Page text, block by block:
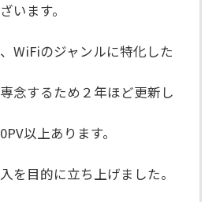
います。
WiFiのジャンルに特化した
念するため２年ほど更新し
以上あります。
を目的に立ち上げました。